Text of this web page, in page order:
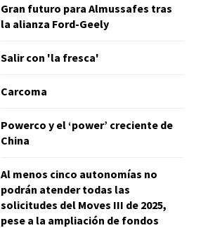
Gran futuro para Almussafes tras
la alianza Ford-Geely
Salir con 'la fresca'
Carcoma
Powerco y el ‘power’ creciente de
China
Al menos cinco autonomías no
podrán atender todas las
solicitudes del Moves III de 2025,
pese a la ampliación de fondos